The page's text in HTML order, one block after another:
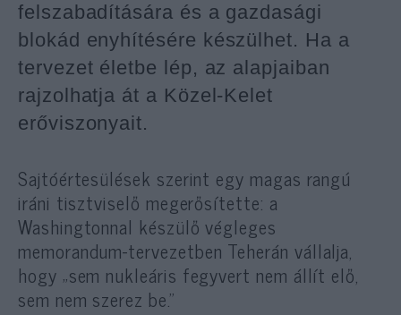
felszabadítására és a gazdasági
blokád enyhítésére készülhet. Ha a
tervezet életbe lép, az alapjaiban
rajzolhatja át a Közel-Kelet
erőviszonyait.
Sajtóértesülések szerint egy magas rangú
iráni tisztviselő megerősítette: a
Washingtonnal készülő végleges
memorandum-tervezetben Teherán vállalja,
hogy „sem nukleáris fegyvert nem állít elő,
sem nem szerez be.”